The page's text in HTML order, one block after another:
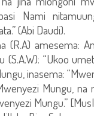
Nami
(Abi Daudi).
(R.A) amesema:
(S.A.W): “Ukoo
inasema:
Mungu, na
Mungu.”